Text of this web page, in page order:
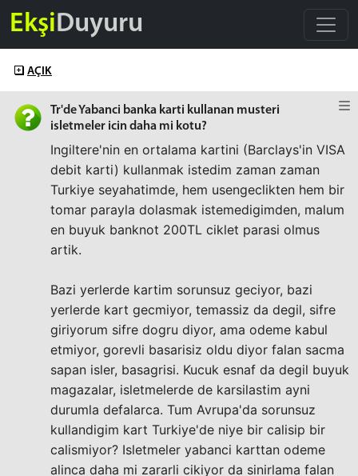
EkşiDuyuru
AÇIK
Tr'de Yabanci banka karti kullanan musteri
isletmeler icin daha mi kotu?
Ingiltere'nin en ortalama kartini (Barclays'in VISA
debit karti) kullanmak istedim zaman zaman
Turkiye seyahatimde, hem usengeclikten hem bir
tomar parayla dolasmak istemedigimden, malum
en buyuk banknot 200TL ciklet parasi olmus
artik.
Bazi yerlerde kartim sorunsuz geciyor, bazi
yerlerde kart gecmiyor, temassiz da degil, sifre
giriyorum sifre dogru diyor, ama odeme kabul
etmiyor, gorevli basarisiz oldu diyor falan sacma
sapan isler, basagrisi. Kucuk esnaf da degil buyuk
magazalar, isletmelerde de karsilastim ayni
durumla defalarca. Tum Avrupa'da sorunsuz
kullandigim kart Turkiye'de niye bir calisip bir
calismiyor? Isletmeler yabanci karttan odeme
alinca daha mi zararli cikiyor da sinirlama falan